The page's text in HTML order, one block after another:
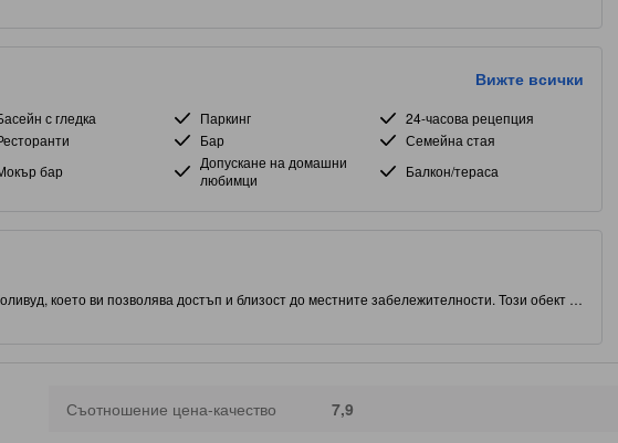
Вижте всички
с гледка Паркинг
24-часова рецепция
Бар
Семейна стая
бар
Допускане на домашни
любимци
Балкон/тераса
което ви позволява достъп и близост до местните забележителности. Този обект с
престоя ви още по-богат и запомнящ се.
Съотношение цена-качество 7,9